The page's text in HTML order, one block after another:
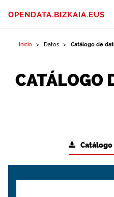
OPENDATA.BIZKAIA.EUS
Inicio Datos Catálogo de
CATÁLOGO